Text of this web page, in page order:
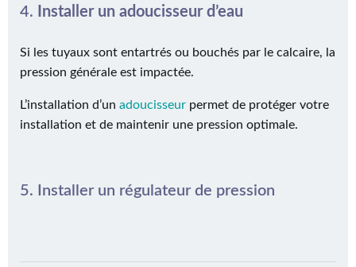
4. Installer un adoucisseur d’eau
Si les tuyaux sont entartrés ou bouchés par le calcaire, la
pression générale est impactée.
L’installation d’un adoucisseur permet de protéger votre
installation et de maintenir une pression optimale.
5. Installer un régulateur de pression